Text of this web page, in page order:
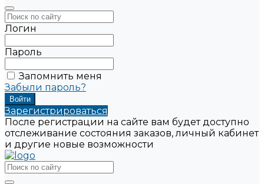
Логин
Пароль
Запомнить меня
Забыли пароль?
Зарегистрироваться
После регистрации на сайте вам будет доступно
отслеживание состояния заказов, личный кабинет
и другие новые возможности